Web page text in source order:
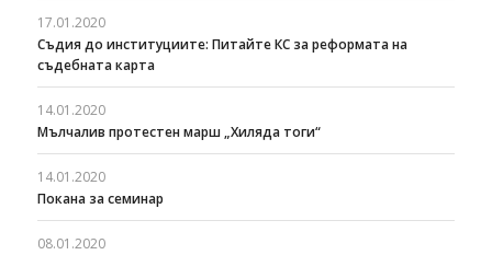
17.01.2020
Съдия до институциите: Питайте КС за реформата на
съдебната карта
14.01.2020
Мълчалив протестен марш „Хиляда тоги“
14.01.2020
Покана за семинар
08.01.2020